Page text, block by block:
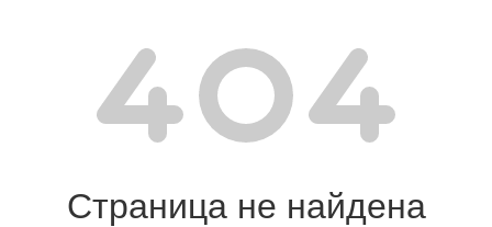
Страница не найдена